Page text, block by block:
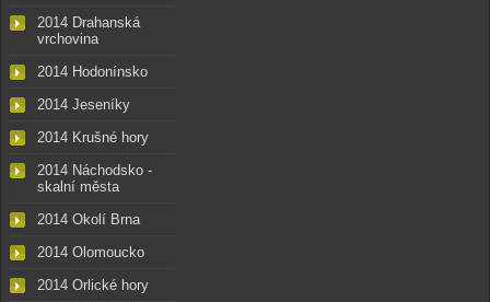
2014 Drahanská
vrchovina
2014 Hodonínsko
2014 Jeseníky
2014 Krušné hory
2014 Náchodsko -
skalní města
2014 Okolí Brna
2014 Olomoucko
2014 Orlické hory